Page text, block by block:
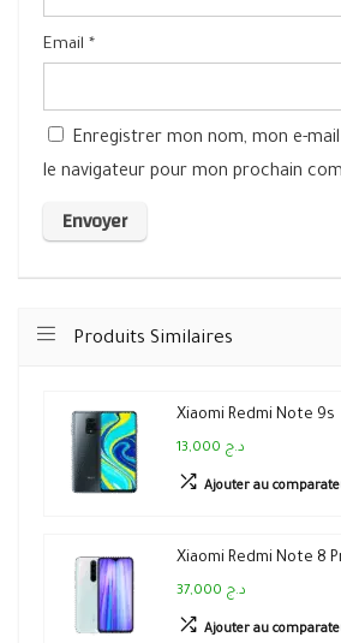
Email *
Enregistrer mon nom, mon e-
le navigateur pour mon prochain
Produits Similaires
Xiaomi Redmi Note 9s
13,000 د.ج
Ajouter au
Xiaomi Redmi Note 8
37,000 د.ج
Ajouter au